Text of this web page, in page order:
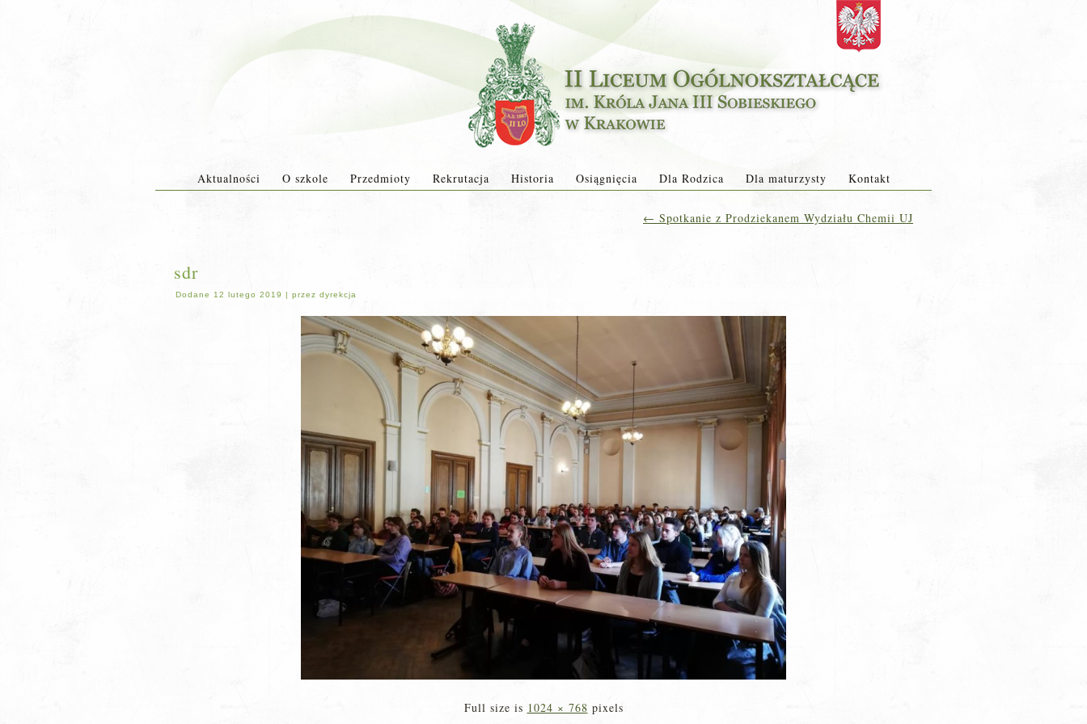
Aktualności O szkole Przedmioty Rekrutacja Historia Osiągnięcia Dla Rodzica Dla maturzysty Kontakt
← Spotkanie z Prodziekanem Wydziału Chemii UJ
sdr
Dodane 12 lutego 2019 | przez dyrekcja
Full size is 1024 × 768 pixels